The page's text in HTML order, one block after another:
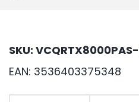
SKU:
EAN: 3536403375348